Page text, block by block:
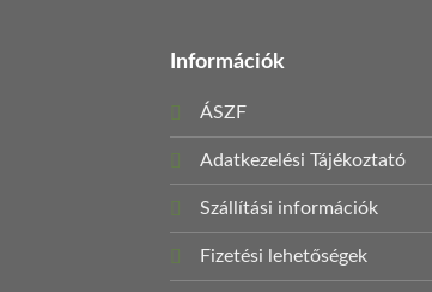
Információk
ÁSZF
Adatkezelési Tájékoztató
Szállítási információk
Fizetési lehetőségek